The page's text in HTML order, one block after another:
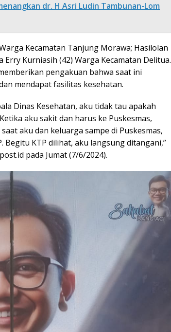
dr. H Asri Ludin Tambunan-Lom
Kecamatan Tanjung Morawa; Hasilolan
Kurniasih (42) Warga Kecamatan Delitua.
pengakuan bahwa saat ini
mendapat fasilitas kesehatan.
Dinas Kesehatan, aku tidak tau apakah
aku sakit dan harus ke Puskesmas,
aku dan keluarga sampe di Puskesmas,
Begitu KTP dilihat, aku langsung ditangani,”
pada Jumat (7/6/2024).